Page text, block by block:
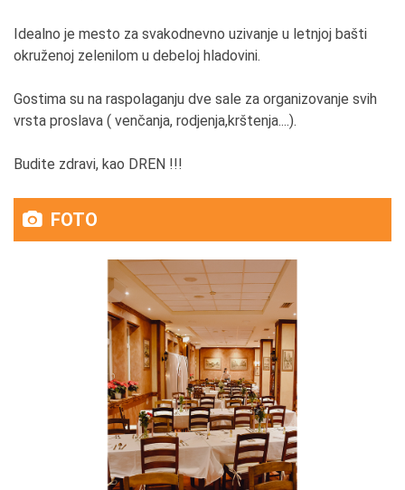
Idealno je mesto za svakodnevno uzivanje u letnjoj bašti
okruženoj zelenilom u debeloj hladovini.
Gostima su na raspolaganju dve sale za organizovanje svih
vrsta proslava ( venčanja, rodjenja,krštenja....).
Budite zdravi, kao DREN !!!
FOTO